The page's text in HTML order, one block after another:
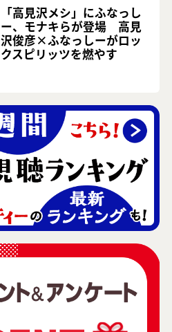
「高見沢メシ」にふなっし
ー、モナキらが登場 高見
沢俊彦×ふなっしーがロッ
クスピリッツを燃やす